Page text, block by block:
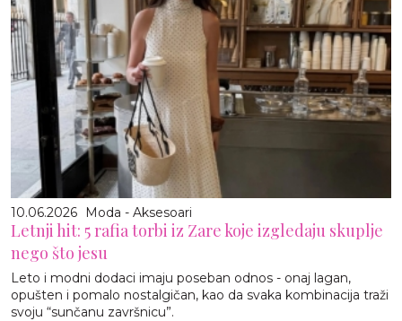
10.06.2026 Moda - Aksesoari
Letnji hit: 5 rafia torbi iz Zare koje izgledaju skuplje
nego što jesu
Leto i modni dodaci imaju poseban odnos - onaj lagan,
opušten i pomalo nostalgičan, kao da svaka kombinacija traži
svoju “sunčanu završnicu”.